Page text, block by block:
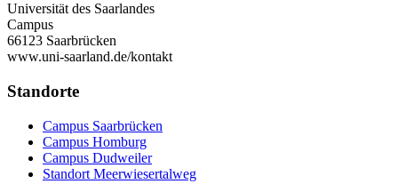
Universität des Saarlandes
Campus
66123 Saarbrücken
www.uni-saarland.de/kontakt
Standorte
Campus Saarbrücken
Campus Homburg
Campus Dudweiler
Standort Meerwiesertalweg